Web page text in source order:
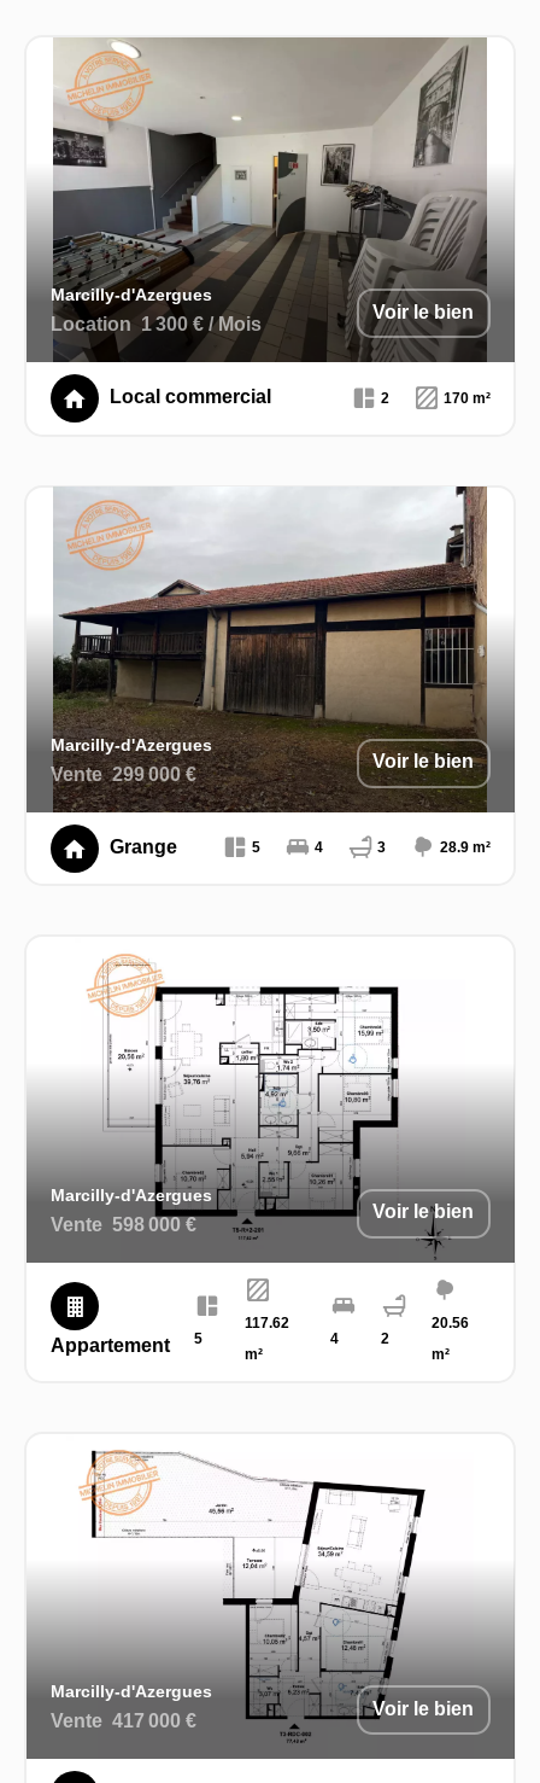
Marcilly-d'Azergues
Location 1 300 € / Mois
Voir le bien
Local commercial 2 170 m²
Marcilly-d'Azergues
Vente 299 000 €
Voir le bien
Grange 5 4 3 28.9 m²
Marcilly-d'Azergues
Vente 598 000 €
Voir le bien
Appartement 5
117.62
m²
4 2
20.56
m²
Marcilly-d'Azergues
Vente 417 000 €
Voir le bien